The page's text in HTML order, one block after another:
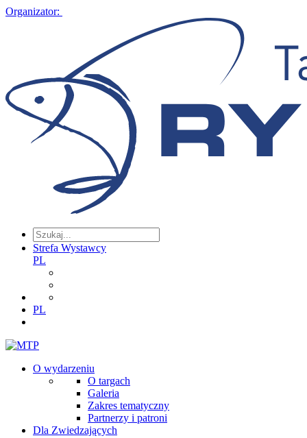
Organizator:
Strefa Wystawcy
PL
PL
O wydarzeniu
O targach
Galeria
Zakres tematyczny
Partnerzy i patroni
Dla Zwiedzających